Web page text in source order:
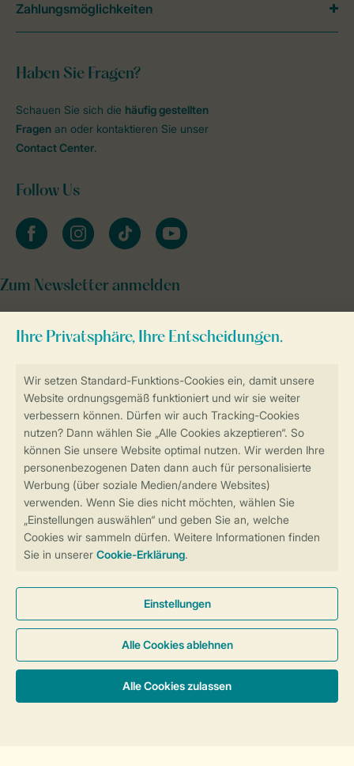
Sicherstellung Deiner Privatsphäre
Sicher und schnell zur Online-Buchung
Sichere Datenübertragung
Sicheres Bezahlen
Haben Sie Fragen?
Schauen Sie sich die häufig gestellten
Fragen an oder kontaktieren Sie unser
Contact Center.
Follow Us
facebookinstagramtiktok youtube
Zum Newsletter anmelden
Zahlungsmöglichkeiten
Cookies und Banner
Barrierefreiheit
© 2026 Landal GreenParks GmbH